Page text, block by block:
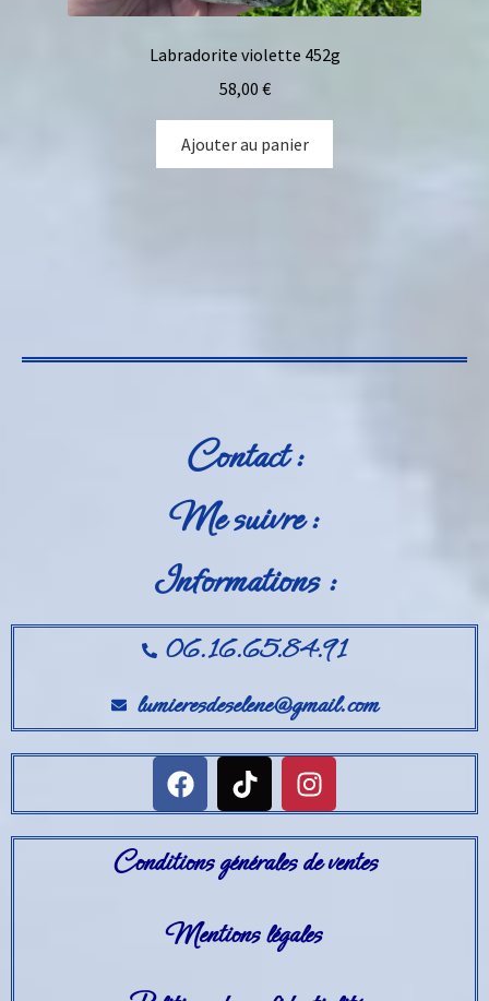
Labradorite violette 452g
58,00 €
Ajouter au panier
Contact :
Me suivre :
Informations :
06.16.65.84.91
lumieresdeselene@gmail.com
Conditions générales de ventes
Mentions légales